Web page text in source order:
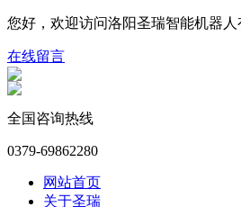
您好，欢迎访问洛阳圣瑞智能机器人
在线留言
全国咨询热线
0379-69862280
网站首页
关于圣瑞